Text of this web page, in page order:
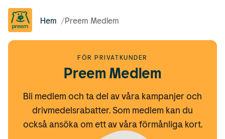
Hem /Preem Medlem
FÖR PRIVATKUNDER
Preem Medlem
Bli medlem och ta del av våra kampanjer och
drivmedelsrabatter. Som medlem kan du
också ansöka om ett av våra förmånliga kort.